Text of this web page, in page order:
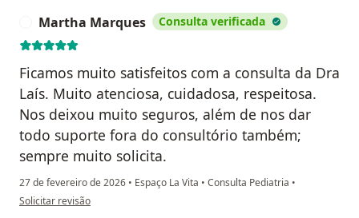
Martha Marques Consulta verificada
Ficamos muito satisfeitos com a consulta da Dra
Laís. Muito atenciosa, cuidadosa, respeitosa.
Nos deixou muito seguros, além de nos dar
todo suporte fora do consultório também;
sempre muito solicita.
27 de fevereiro de 2026 • Espaço La Vita • Consulta Pediatria •
na opinião do utilizador Martha Marques
Solicitar revisão